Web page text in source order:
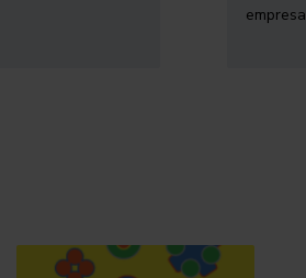
empresa